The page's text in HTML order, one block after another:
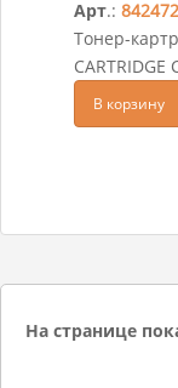
Арт.: 842472
Тонер-
CARTRIDGE
В корзину
На странице